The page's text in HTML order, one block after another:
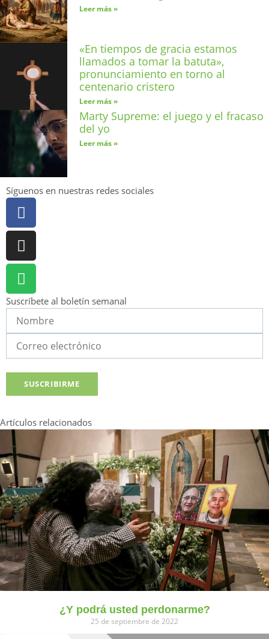
Leer más »
«En tiempos de gracia estamos
llamados a tomar la batuta»,
pronunciamiento en torno al
centenario cristero
Leer más »
Marty Supreme: el juego y el fracaso
del yo
Leer más »
Síguenos en nuestras redes sociales
Suscríbete al boletín semanal
Artículos relacionados
¿Y podrá usted perdonarme?
25 de septiembre de 2022